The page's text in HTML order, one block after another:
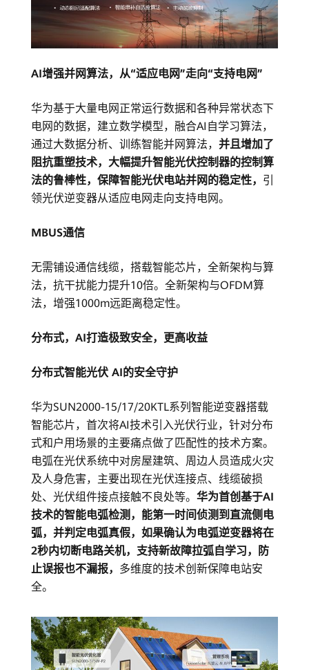
AI增强并网算法，从“适应电网”走向“支持电网”
华为基于大量电网正常运行数据和各种异常状态下
电网的数据，建立数学模型，融合AI自学习算法，
通过大数据分析、训练智能并网算法， 并且增加了
阻抗重塑技术，大幅提升智能光伏控制器的控制算
法的鲁棒性，保障智能光伏电站并网的稳定性， 引
领光伏逆变器从适应电网走向支持电网。
MBUS通信
无需铺设通信线缆，搭载智能芯片，全新架构与算
法，抗干扰能力提升10倍。全新架构与OFDM算
法，增强1000m远距离稳定性。
分布式，AI打造极致安全，更高收益
分布式智能光伏 AI的安全守护
华为SUN2000-15/17/20KTL系列智能逆变器搭载
智能芯片，首次将AI技术引入光伏行业，针对分布
式和户用场景的主要痛点做了匹配性的技术方案。
电弧在光伏系统中对房屋建筑、周边人员造成火灾
及人身危害，主要出现在光伏连接点、线缆破损
处、光伏组件接点接触不良处等。 华为首创基于AI
技术的智能电弧检测，能第一时间侦测到直流侧电
弧，并判定电弧真假，如果确认为电弧逆变器将在
2秒内切断电路关机，支持新故障拉弧自学习，防
止误报也不漏报， 多维度的技术创新保障电站安
全。